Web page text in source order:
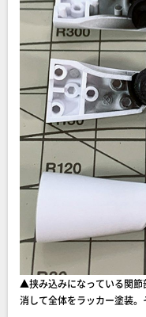
▲挟み込みになっている関節
消して全体をラッカー塗装